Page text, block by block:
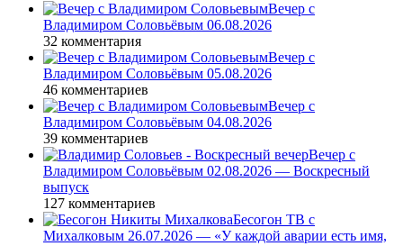
Вечер с
Владимиром Соловьёвым 06.08.2026
32 комментария
Вечер с
Владимиром Соловьёвым 05.08.2026
46 комментариев
Вечер с
Владимиром Соловьёвым 04.08.2026
39 комментариев
Вечер с
Владимиром Соловьёвым 02.08.2026 — Воскресный
выпуск
127 комментариев
Бесогон ТВ с
Михалковым 26.07.2026 — «У каждой аварии есть имя,